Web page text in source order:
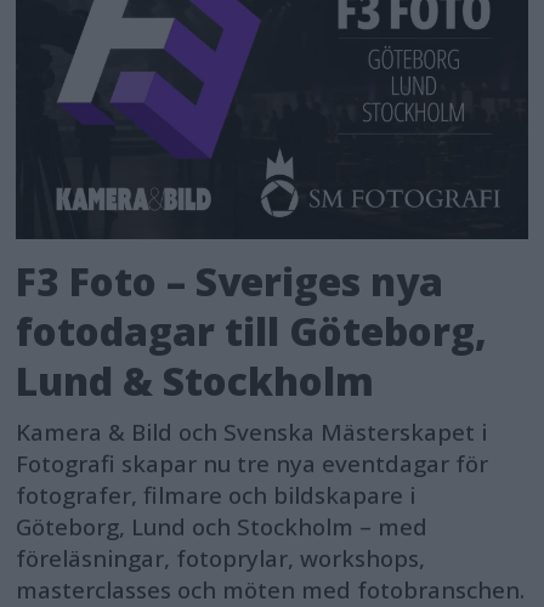
F3 Foto – Sveriges nya
fotodagar till Göteborg,
Lund & Stockholm
Kamera & Bild och Svenska Mästerskapet i
Fotografi skapar nu tre nya eventdagar för
fotografer, filmare och bildskapare i
Göteborg, Lund och Stockholm – med
föreläsningar, fotoprylar, workshops,
masterclasses och möten med fotobranschen.